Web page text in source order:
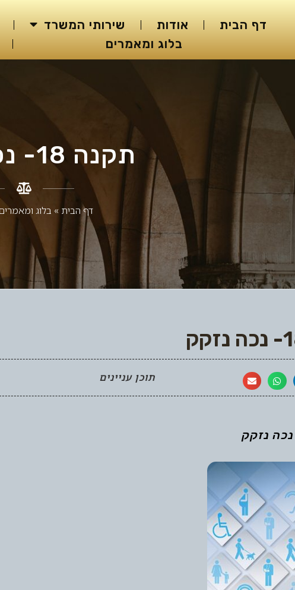
דף הבית אודות שירותי המשרד
בלוג ומאמרים
תקנה 18- נכה נזקק
דף הבית » בלוג
תוכן עניינים